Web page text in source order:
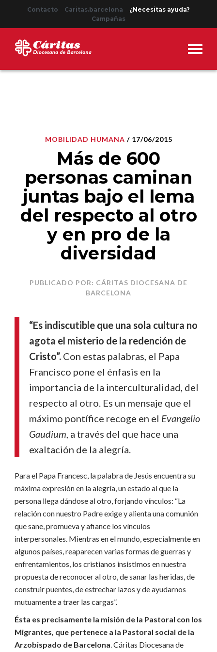
Contacto Caritas.barcelona
¿Necesitas ayuda?
Campañas
MOBILIDAD HUMANA / 17/06/2015
Más de 600
personas caminan
juntas bajo el lema
del respecto al otro
y en pro de la
diversidad
PUBLICADO POR: CÁRITAS DIOCESANA DE
BARCELONA
“Es indiscutible que una sola cultura no
agota el misterio de la redención de
Cristo”. Con estas palabras, el Papa
Francisco pone el énfasis en la
importancia de la interculturalidad, del
respecto al otro. Es un mensaje que el
máximo pontífice recoge en el Evangelio
Gaudium, a través del que hace una
exaltación de la alegría.
Para el Papa Francesc, la palabra de Jesús encuentra su
máxima expresión en la alegría, un estado al que la
persona llega dándose al otro, forjando vínculos: “La
relación con nuestro Padre exige y alienta una comunión
que sane, promueva y afiance los vínculos
interpersonales. Mientras en el mundo, especialmente en
algunos países, reaparecen varias formas de guerras y
enfrentamientos, los cristianos insistimos en nuestra
propuesta de reconocer al otro, de sanar las heridas, de
construir puentes, de estrechar lazos y de ayudarnos
mutuamente a traer las cargas”.
Ésta es precisamente la misión de la Pastoral con los
Migrantes, que pertenece a la Pastoral social de la
Arzobispado de Barcelona. Cáritas Diocesana de